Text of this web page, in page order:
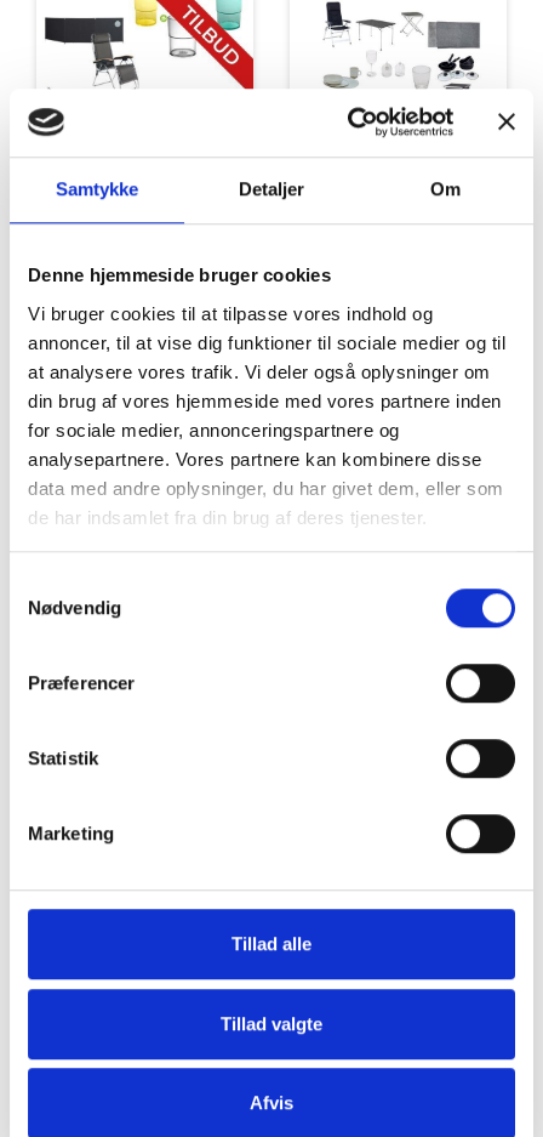
Samtykke Detaljer Om
Denne hjemmeside bruger cookies
Vi bruger cookies til at tilpasse vores indhold og
annoncer, til at vise dig funktioner til sociale medier og til
at analysere vores trafik. Vi deler også oplysninger om
din brug af vores hjemmeside med vores partnere inden
for sociale medier, annonceringspartnere og
analysepartnere. Vores partnere kan kombinere disse
data med andre oplysninger, du har givet dem, eller som
de har indsamlet fra din brug af deres tjenester.
Nødvendig
Præferencer
Statistik
Marketing
Tillad alle
Tillad valgte
Afvis
Tilbud Autocamper udstyr
Møbler Omnia
Indvendigt Udstyr
Udvendigt Udstyr Camp System